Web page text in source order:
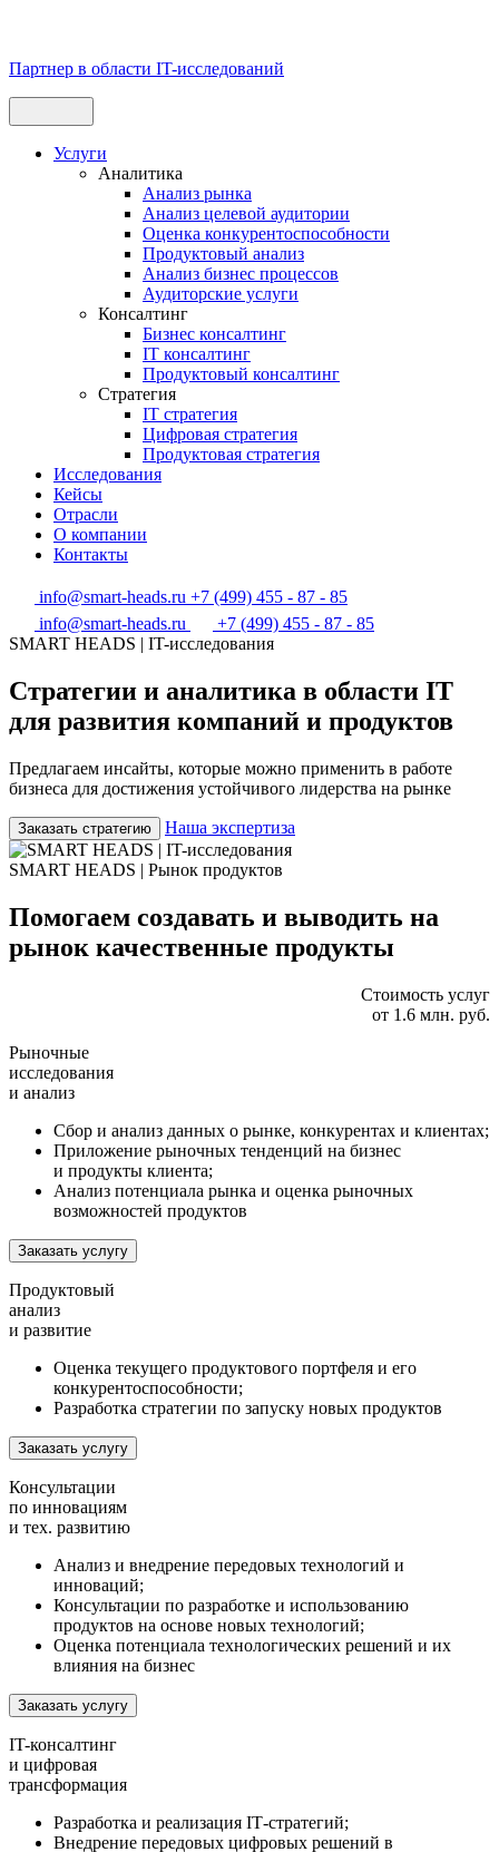
Партнер в области IT-исследований
Услуги
Аналитика
Анализ рынка
Анализ целевой аудитории
Оценка конкурентоспособности
Продуктовый анализ
Анализ бизнес процессов
Аудиторские услуги
Консалтинг
Бизнес консалтинг
IT консалтинг
Продуктовый консалтинг
Стратегия
IT стратегия
Цифровая стратегия
Продуктовая стратегия
Исследования
Кейсы
Отрасли
О компании
Контакты
info@smart-heads.ru +7 (499) 455 - 87 - 85
info@smart-heads.ru
+7 (499) 455 - 87 - 85
SMART HEADS | IT-исследования
Стратегии и аналитика в области IT
для развития компаний и продуктов
Предлагаем инсайты, которые можно применить в работе
бизнеса для достижения устойчивого лидерства на рынке
Заказать стратегию Наша экспертиза
SMART HEADS | Рынок продуктов
Помогаем создавать и выводить на
рынок качественные продукты
Стоимость услуг
от 1.6 млн. руб.
Рыночные
исследования
и анализ
Сбор и анализ данных о рынке, конкурентах и клиентах;
Приложение рыночных тенденций на бизнес
и продукты клиента;
Анализ потенциала рынка и оценка рыночных
возможностей продуктов
Заказать услугу
Продуктовый
анализ
и развитие
Оценка текущего продуктового портфеля и его
конкурентоспособности;
Разработка стратегии по запуску новых продуктов
Заказать услугу
Консультации
по инновациям
и тех. развитию
Анализ и внедрение передовых технологий и
инноваций;
Консультации по разработке и использованию
продуктов на основе новых технологий;
Оценка потенциала технологических решений и их
влияния на бизнес
Заказать услугу
IT-консалтинг
и цифровая
трансформация
Разработка и реализация IТ-стратегий;
Внедрение передовых цифровых решений в